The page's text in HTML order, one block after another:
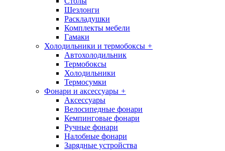
Шезлонги
Раскладушки
Комплекты мебели
Гамаки
Холодильники и термобоксы +
Автохолодильник
Термобоксы
Холодильники
Термосумки
Фонари и аксессуары +
Аксессуары
Велосипедные фонари
Кемпинговые фонари
Ручные фонари
Налобные фонари
Зарядные устройства